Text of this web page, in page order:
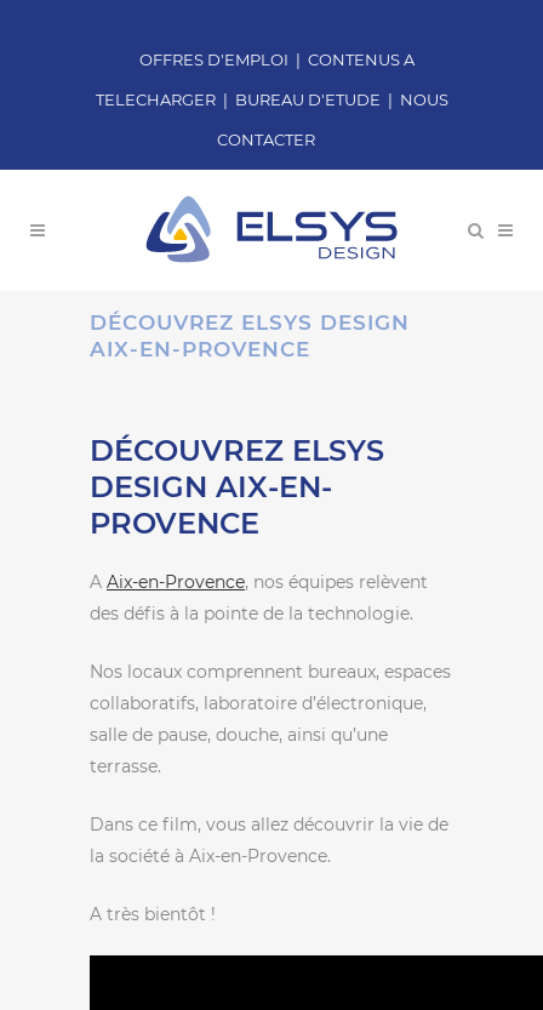
OFFRES D'EMPLOI | CONTENUS A
TELECHARGER| BUREAU D'ETUDE | NOUS
CONTACTER
DÉCOUVREZ ELSYS DESIGN
AIX-EN-PROVENCE
DÉCOUVREZ ELSYS
DESIGN AIX-EN-
PROVENCE
A Aix-en-Provence, nos équipes relèvent
des défis à la pointe de la technologie.
Nos locaux comprennent bureaux, espaces
collaboratifs, laboratoire d’électronique,
salle de pause, douche, ainsi qu’une
terrasse.
Dans ce film, vous allez découvrir la vie de
la société à Aix-en-Provence.
A très bientôt !